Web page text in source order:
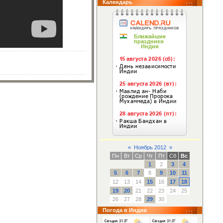
Календарь
« Ноябрь 2012 »
Пн
Вт Ср Чт Пт Сб
Вс
1
2 3
4
5
6 7 8 9 10
11
12
13 14 15 16 17
18
19
20 21 22 23 24
25
26
27 28 29
30
Погода в Индии